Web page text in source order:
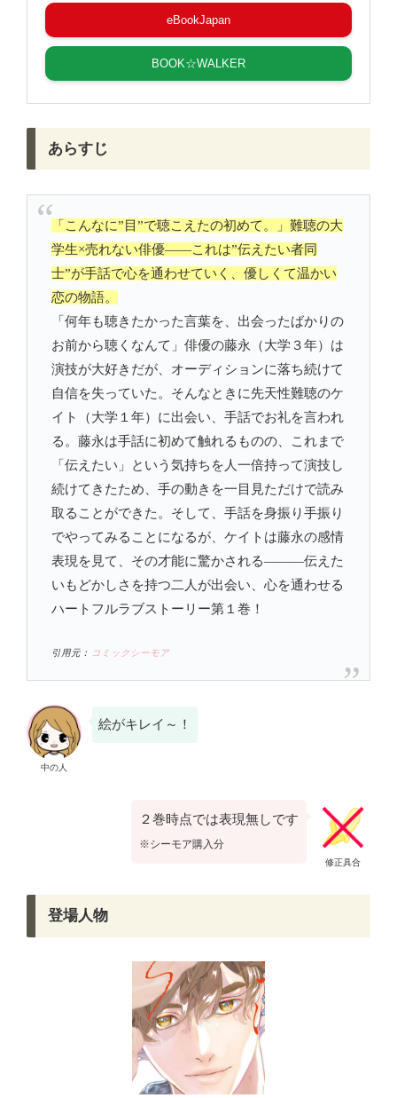
eBookJapan
BOOK☆WALKER
あらすじ
「こんなに”目”で聴こえたの初めて。」難聴の大
学生×売れない俳優――これは”伝えたい者同
士”が手話で心を通わせていく、優しくて温かい
恋の物語。
「何年も聴きたかった言葉を、出会ったばかりの
お前から聴くなんて」俳優の藤永（大学３年）は
演技が大好きだが、オーディションに落ち続けて
自信を失っていた。そんなときに先天性難聴のケ
イト（大学１年）に出会い、手話でお礼を言われ
る。藤永は手話に初めて触れるものの、これまで
「伝えたい」という気持ちを人一倍持って演技し
続けてきたため、手の動きを一目見ただけで読み
取ることができた。そして、手話を身振り手振り
でやってみることになるが、ケイトは藤永の感情
表現を見て、その才能に驚かされる―――伝えた
いもどかしさを持つ二人が出会い、心を通わせる
ハートフルラブストーリー第１巻！
引用元： コミックシーモア
中の人
絵がキレイ～！
修正具合
２巻時点では表現無しです
※シーモア購入分
登場人物